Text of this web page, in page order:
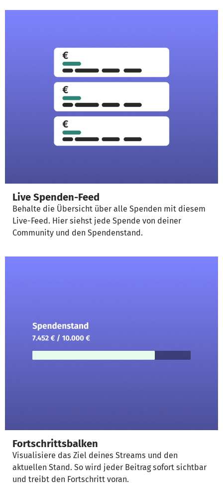
Live Spenden-Feed
Behalte die Übersicht über alle Spenden mit diesem
Live-Feed. Hier siehst jede Spende von deiner
Community und den Spendenstand.
Fortschrittsbalken
Visualisiere das Ziel deines Streams und den
aktuellen Stand. So wird jeder Beitrag sofort sichtbar
und treibt den Fortschritt voran.